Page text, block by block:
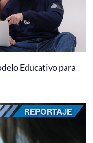
Educativo para